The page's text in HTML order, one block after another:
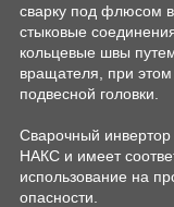
сварку под флюсом
стыковые
кольцевые швы
вращателя, при этом
подвесной головки.
Сварочный
НАКС и имеет
использование на
опасности.